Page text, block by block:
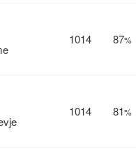
1014 87%
1014 81%